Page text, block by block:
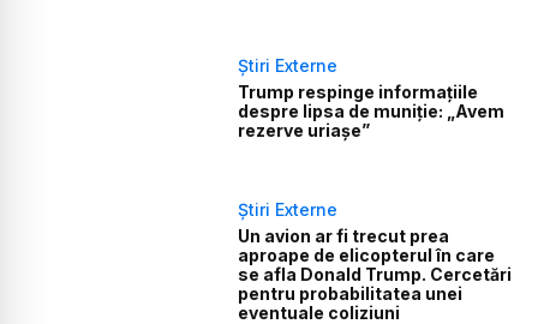
Știri Externe
Trump respinge informațiile
despre lipsa de muniție: „Avem
rezerve uriașe”
Știri Externe
Un avion ar fi trecut prea
aproape de elicopterul în care
se afla Donald Trump. Cercetări
pentru probabilitatea unei
eventuale coliziuni